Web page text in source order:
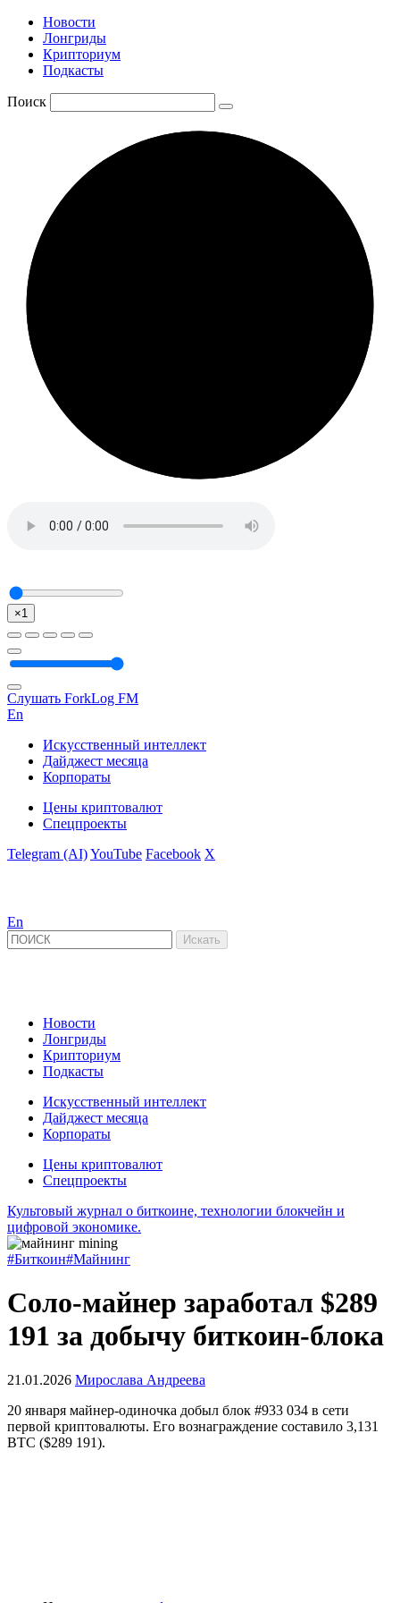
Новости
Лонгриды
Крипториум
Подкасты
Поиск
×1
Слушать ForkLog FM
En
Искусственный интеллект
Дайджест месяца
Корпораты
Цены криптовалют
Спецпроекты
Telegram (AI)YouTube Facebook X
En
Новости
Лонгриды
Крипториум
Подкасты
Искусственный интеллект
Дайджест месяца
Корпораты
Цены криптовалют
Спецпроекты
Культовый журнал о биткоине, технологии блокчейн и
цифровой экономике.
#Биткоин#Майнинг
Соло-майнер заработал $289
191 за добычу биткоин-блока
21.01.2026 Мирослава Андреева
20 января майнер-одиночка добыл блок #933 034 в сети
первой криптовалюты. Его вознаграждение составило 3,131
BTC ($289 191).